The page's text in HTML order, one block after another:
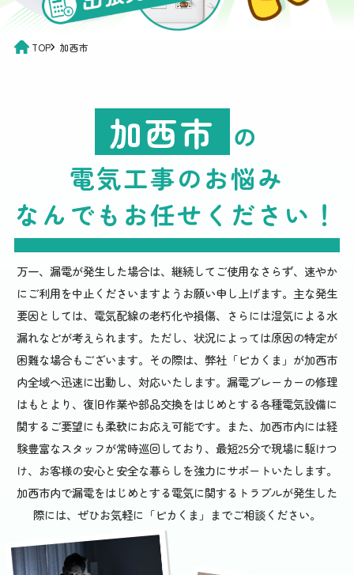
TOP 加西市
加西市 の
電気工事のお悩み
なんでもお任せください ！
万一、漏電が発生した場合は、継続してご使用なさらず、速やか
にご利用を中止くださいますようお願い申し上げます。主な発生
要因としては、電気配線の老朽化や損傷、さらには湿気による水
漏れなどが考えられます。ただし、状況によっては原因の特定が
困難な場合もございます。その際は、弊社「ピカくま」が加西市
内全域へ迅速に出動し、対応いたします。漏電ブレーカーの修理
はもとより、復旧作業や部品交換をはじめとする各種電気設備に
関するご要望にも柔軟にお応え可能です。また、加西市内には経
験豊富なスタッフが常時巡回しており、最短25分で現場に駆けつ
け、お客様の安心と安全な暮らしを強力にサポートいたします。
加西市内で漏電をはじめとする電気に関するトラブルが発生した
際には、ぜひお気軽に「ピカくま」までご相談ください。